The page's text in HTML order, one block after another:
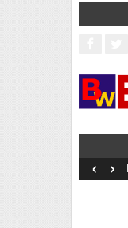
‹ ›